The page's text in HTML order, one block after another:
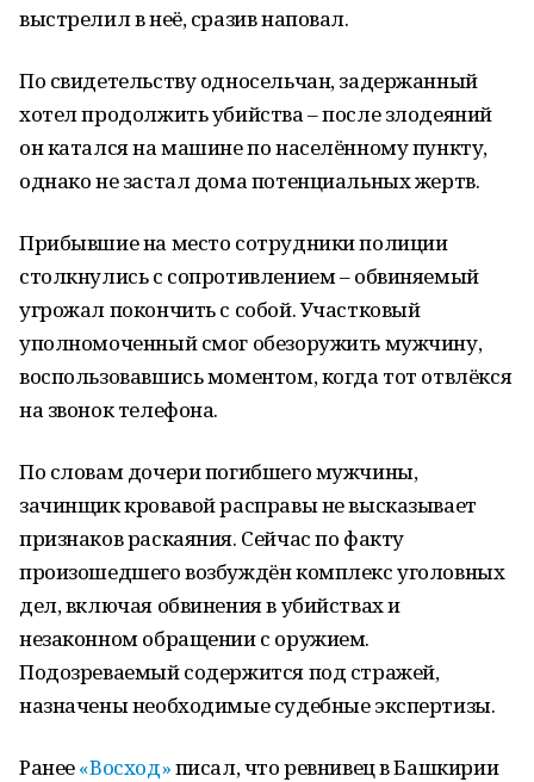
выстрелил в неё, сразив наповал.
По свидетельству односельчан, задержанный
хотел продолжить убийства – после злодеяний
он катался на машине по населённому пункту,
однако не застал дома потенциальных жертв.
Прибывшие на место сотрудники полиции
столкнулись с сопротивлением – обвиняемый
угрожал покончить с собой. Участковый
уполномоченный смог обезоружить мужчину,
воспользовавшись моментом, когда тот отвлёкся
на звонок телефона.
По словам дочери погибшего мужчины,
зачинщик кровавой расправы не высказывает
признаков раскаяния. Сейчас по факту
произошедшего возбуждён комплекс уголовных
дел, включая обвинения в убийствах и
незаконном обращении с оружием.
Подозреваемый содержится под стражей,
назначены необходимые судебные экспертизы.
Ранее«Восход»писал, что ревнивец в Башкирии